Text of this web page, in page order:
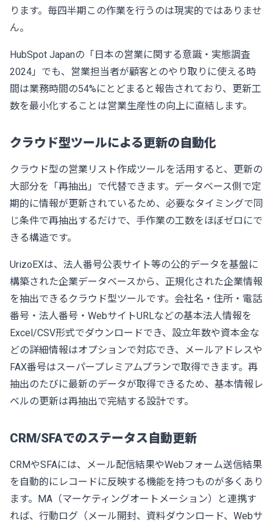
ります。毎四半期この作業を行うのは現実的ではありませ
ん。
HubSpot Japanの 「日本の営業に関する意識・実態調査
2024」 でも、営業担当者が顧客とのやり取りに使える時
間は業務時間の54%にとどまると報告されており、更新工
数を最小化することは営業生産性の向上に直結します。
クラウド型ツールによる更新の自動化
クラウド型の営業リスト作成ツールを活用すると、更新の
大部分を「再抽出」で代替できます。データベース側で定
期的に情報が更新されているため、必要なタイミングで同
じ条件で再抽出するだけで、手作業の工数をほぼゼロにで
きる構造です。
UrizoEXは、法人番号公表サイト等の公的データを基盤に
構築された企業データベースから、正規化された企業情報
を抽出できるクラウド型ツールです。会社名・住所・電話
番号・法人番号・WebサイトURLなどの基本法人情報を
Excel/CSV形式でダウンロードでき、設立年数や資本金な
どの詳細情報はオプションで対応でき、メールアドレスや
FAX番号はスーパープレミアムプランで取得できます。再
抽出のたびに最新のデータが取得できるため、基本情報レ
ベルの更新は再抽出で完結する設計です。
CRM/SFAでのステータス自動更新
CRMやSFAには、メール配信結果やWebフォーム送信結果
を自動的にレコードに反映する機能を持つものが多くあり
ます。MA（マーケティングオートメーション）と連携す
れば、行動ログ（メール開封、資料ダウンロード、Webサ